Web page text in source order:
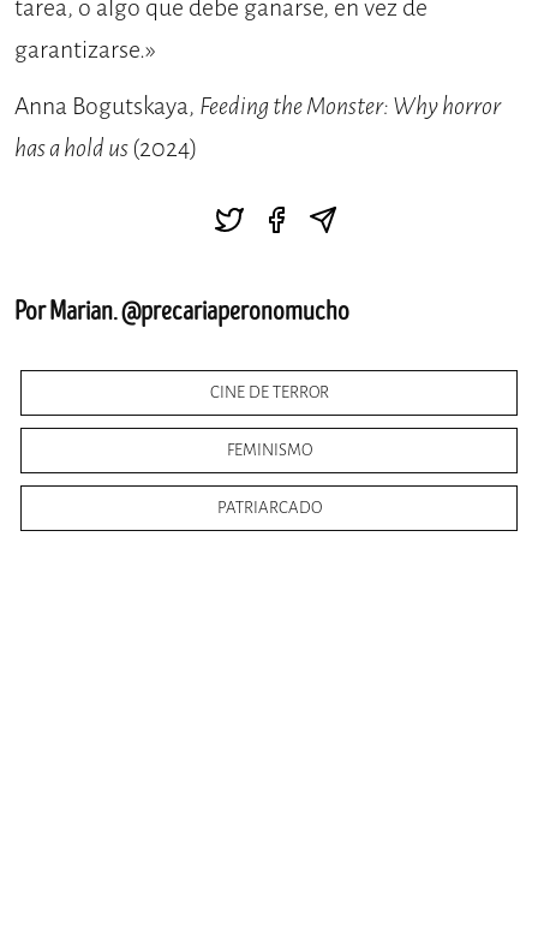
tarea, o algo que debe ganarse, en vez de
garantizarse.»
Anna Bogutskaya, Feeding the Monster: Why horror
has a hold us(2024)
Por Marian. @precariaperonomucho
CINE DE TERROR
FEMINISMO
PATRIARCADO